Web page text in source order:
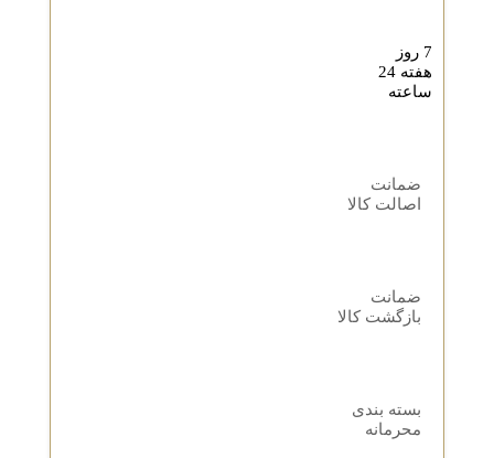
هفته 24
ساعته
ضمانت
اصالت کالا
ضمانت
بازگشت کالا
بسته بندی
محرمانه